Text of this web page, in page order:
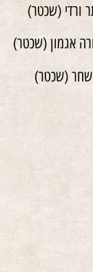
ורדי (שכטר)
אגמון (שכטר)
שחר (שכטר)